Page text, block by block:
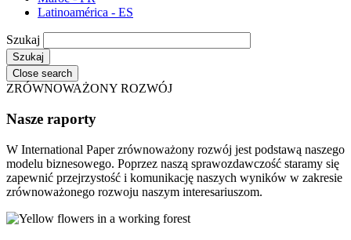
Latinoamérica - ES
Szukaj
Close search
ZRÓWNOWAŻONY ROZWÓJ
Nasze raporty
W International Paper zrównoważony rozwój jest podstawą naszego
modelu biznesowego. Poprzez naszą sprawozdawczość staramy się
zapewnić przejrzystość i komunikację naszych wyników w zakresie
zrównoważonego rozwoju naszym interesariuszom.